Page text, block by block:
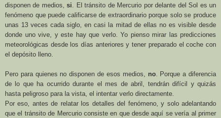
disponen de medios,si . El tránsito de Mercurio por delante del Sol es un
fenómeno que puede calificarse de extraordinario porque solo se produce
unas 13 veces cada siglo, en casi la mitad de ellas no es visible desde
donde uno vive, y este hay que verlo. Yo pienso mirar las predicciones
meteorológicas desde los días anteriores y tener preparado el coche con
el depósito lleno.
Pero para quienes no disponen de esos medios, no. Porque a diferencia
de lo que ha ocurrido durante el mes de abril, tendrán difícil y quizás
hasta peligroso para la vista, el intentar verlo directamente.
Por eso, antes de relatar los detalles del fenómeno, y solo adelantando
que el tránsito de Mercurio consiste en que desde aquí se vería al primer